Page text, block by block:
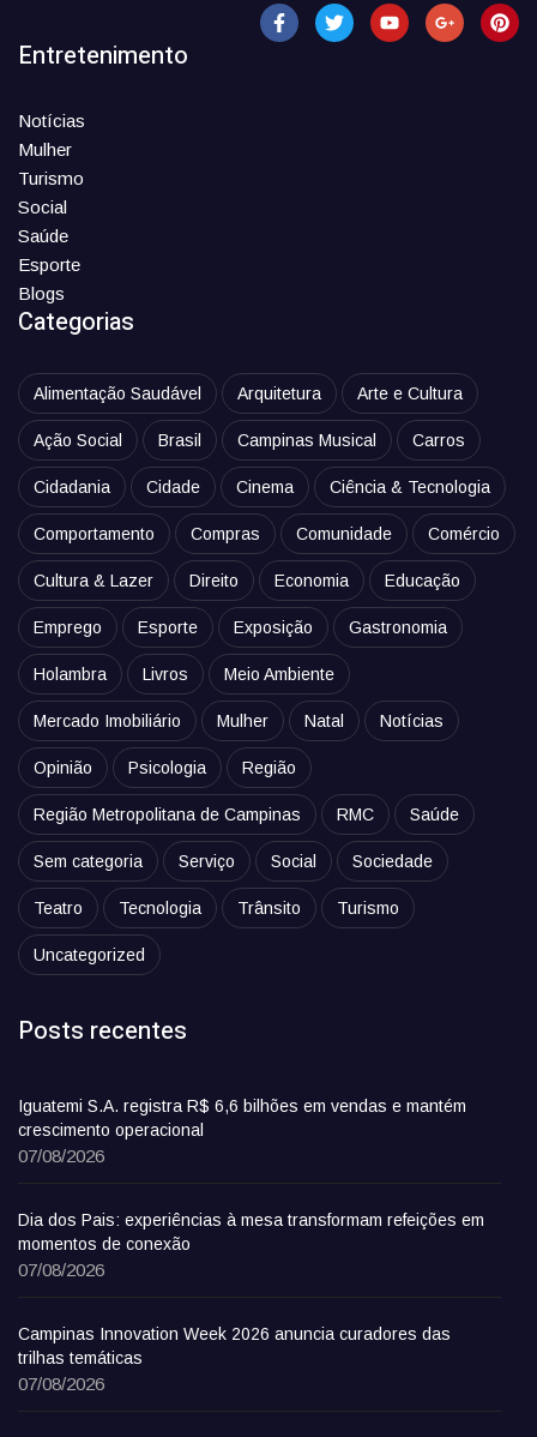
Entretenimento
Notícias
Mulher
Turismo
Social
Saúde
Esporte
Blogs
Categorias
Alimentação Saudável Arquitetura Arte e Cultura
Ação Social Brasil Campinas Musical Carros
Cidadania Cidade Cinema Ciência & Tecnologia
Comportamento Compras Comunidade Comércio
Cultura & Lazer Direito Economia Educação
Emprego Esporte Exposição Gastronomia
Holambra Livros Meio Ambiente
Mercado Imobiliário Mulher Natal Notícias
Opinião Psicologia Região
Região Metropolitana de Campinas RMC Saúde
Sem categoria Serviço Social Sociedade
Teatro Tecnologia Trânsito Turismo
Uncategorized
Posts recentes
Iguatemi S.A. registra R$ 6,6 bilhões em vendas e mantém
crescimento operacional
07/08/2026
Dia dos Pais: experiências à mesa transformam refeições em
momentos de conexão
07/08/2026
Campinas Innovation Week 2026 anuncia curadores das
trilhas temáticas
07/08/2026